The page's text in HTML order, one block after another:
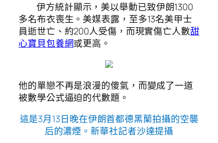
伊方統計顯示，美以舉動已致伊朗1300
多名布衣喪生。美媒表露，至多13名美甲士
員逝世亡、約200人受傷，而現實傷亡人數甜
心寶貝包養網或更高。
他的單戀不再是浪漫的傻氣，而變成了一道
被數學公式逼迫的代數題。
這是3月13日晚在伊朗首都德黑蘭拍攝的空襲
后的濃煙。新華社記者沙達提攝